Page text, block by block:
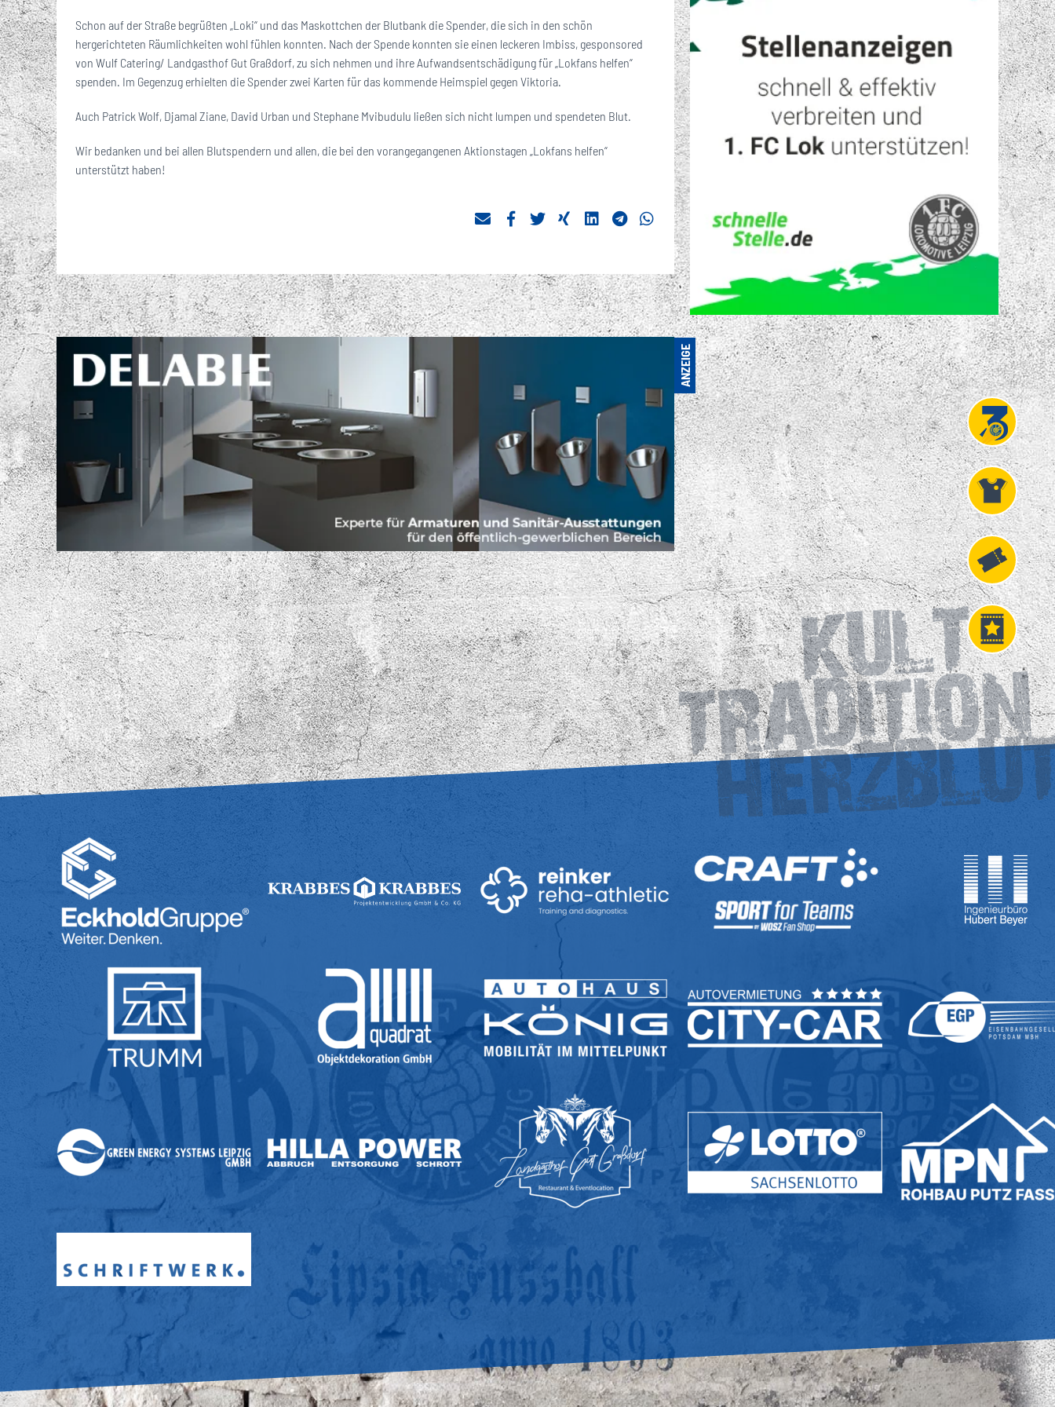
Schon auf der Straße begrüßten „Loki“ und das Maskottchen der Blutbank die Spender, die sich in den schön
hergerichteten Räumlichkeiten wohl fühlen konnten. Nach der Spende konnten sie einen leckeren Imbiss, gesponsored
von Wulf Catering/ Landgasthof Gut Graßdorf, zu sich nehmen und ihre Aufwandsentschädigung für „Lokfans helfen“
spenden. Im Gegenzug erhielten die Spender zwei Karten für das kommende Heimspiel gegen Viktoria.
Auch Patrick Wolf, Djamal Ziane, David Urban und Stephane Mvibudulu ließen sich nicht lumpen und spendeten Blut.
Wir bedanken und bei allen Blutspendern und allen, die bei den vorangegangenen Aktionstagen „Lokfans helfen“
unterstützt haben!
Projekt
Liga 3
Fanshop
Fahrkarten
VIP
Tickets